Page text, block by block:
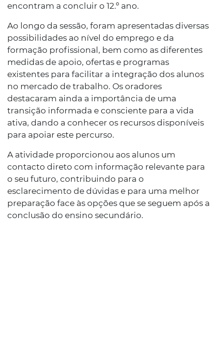
encontram a concluir o 12.º ano.
Ao longo da sessão, foram apresentadas diversas
possibilidades ao nível do emprego e da
formação profissional, bem como as diferentes
medidas de apoio, ofertas e programas
existentes para facilitar a integração dos alunos
no mercado de trabalho. Os oradores
destacaram ainda a importância de uma
transição informada e consciente para a vida
ativa, dando a conhecer os recursos disponíveis
para apoiar este percurso.
A atividade proporcionou aos alunos um
contacto direto com informação relevante para
o seu futuro, contribuindo para o
esclarecimento de dúvidas e para uma melhor
preparação face às opções que se seguem após a
conclusão do ensino secundário.